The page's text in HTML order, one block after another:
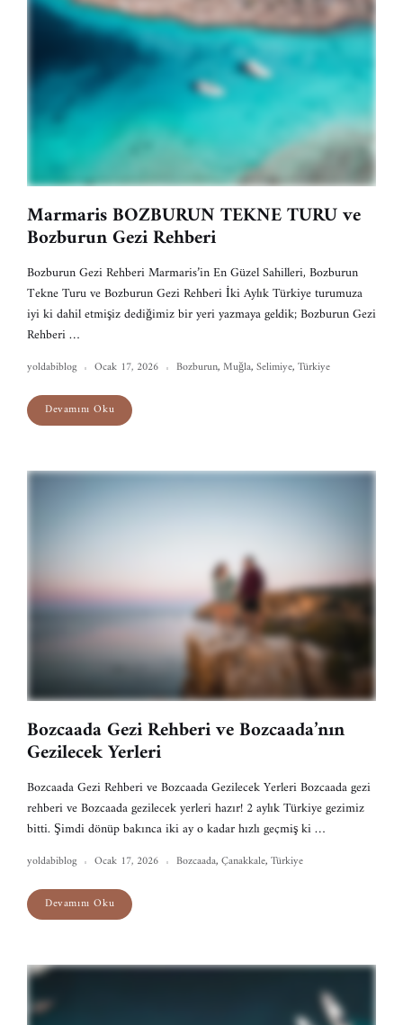
Marmaris BOZBURUN TEKNE TURU ve
Bozburun Gezi Rehberi
Bozburun Gezi Rehberi Marmaris’in En Güzel Sahilleri, Bozburun
Tekne Turu ve Bozburun Gezi Rehberi İki Aylık Türkiye turumuza
iyi ki dahil etmişiz dediğimiz bir yeri yazmaya geldik; Bozburun Gezi
Rehberi …
yoldabiblog Ocak 17, 2026 Bozburun,Muğla,Selimiye,Türkiye
Devamını Oku
Bozcaada Gezi Rehberi ve Bozcaada’nın
Gezilecek Yerleri
Bozcaada Gezi Rehberi ve Bozcaada Gezilecek Yerleri Bozcaada gezi
rehberi ve Bozcaada gezilecek yerleri hazır! 2 aylık Türkiye gezimiz
bitti. Şimdi dönüp bakınca iki ay o kadar hızlı geçmiş ki …
yoldabiblog Ocak 17, 2026 Bozcaada,Çanakkale,Türkiye
Devamını Oku